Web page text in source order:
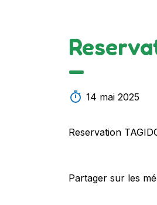
—
14 mai 2025
Reservation
Partager sur les